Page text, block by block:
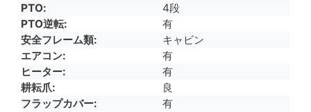
PTO
4段
PTO逆転
有
安全フレーム類
キャビン
エアコン
有
ヒーター
有
耕耘爪
良
フラップカバー
有